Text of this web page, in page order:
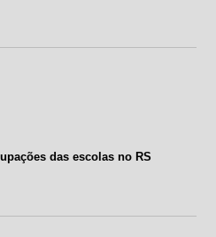
das escolas no RS